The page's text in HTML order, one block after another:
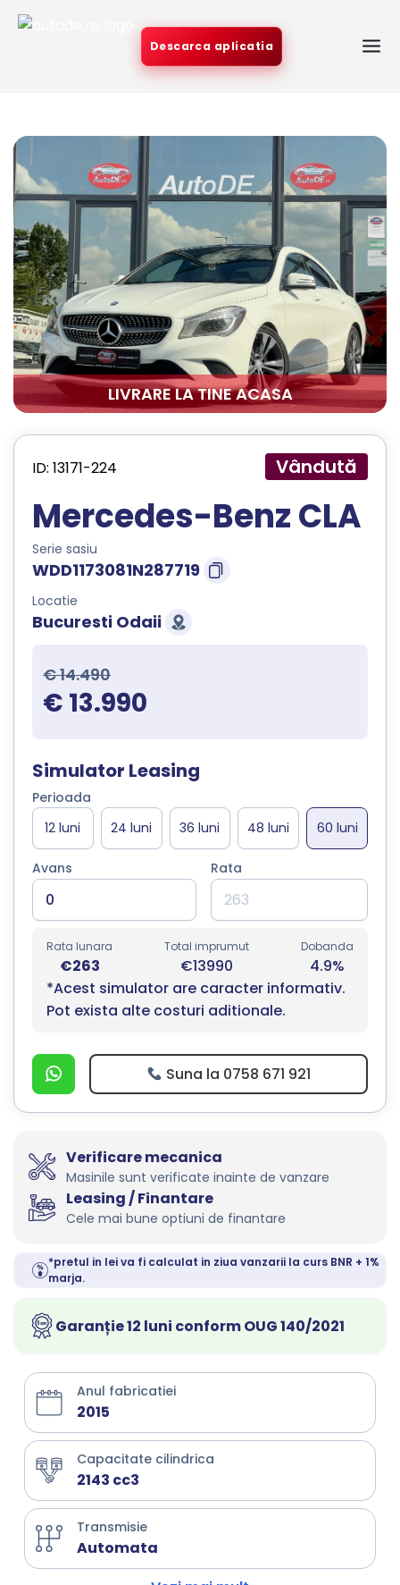
Descarca aplicatia
LIVRARE LA TINE ACASA
ID: 13171-224 Vândută
Mercedes-Benz CLA
Serie sasiu
WDD1173081N287719
Locatie
Bucuresti Odaii
€ 14.490
€ 13.990
Simulator Leasing
Perioada
Avans Rata
Rata lunara
€263
Total imprumut
€13990
Dobanda
4.9%
*Acest simulator are caracter informativ.
Pot exista alte costuri aditionale.
Suna la 0758 671 921
Verificare mecanica
Masinile sunt verificate inainte de vanzare
Leasing / Finantare
Cele mai bune optiuni de finantare
*pretul in lei va fi calculat in ziua vanzarii la curs BNR + 1%
marja.
Garanție 12 luni conform OUG 140/2021
Anul fabricatiei
2015
Capacitate cilindrica
2143 cc3
Transmisie
Automata